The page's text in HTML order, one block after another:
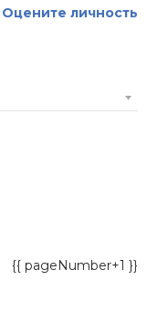
Оцените личность
{{ pageNumber+1 }}